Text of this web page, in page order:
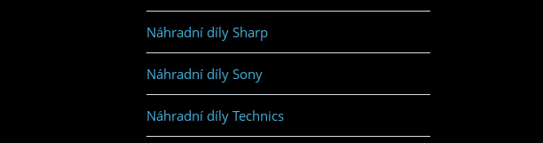
Náhradní díly Sharp
Náhradní díly Sony
Náhradní díly Technics